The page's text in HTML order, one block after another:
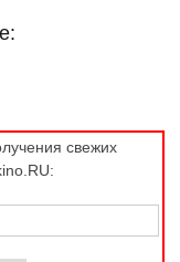
свежих